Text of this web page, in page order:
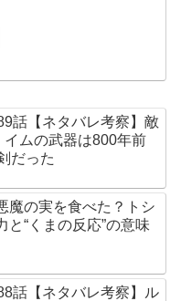
話【ネタバレ考察】敵
イムの武器は800年前
だった
魔の実を食べた？トシ
と“くまの反応”の意味
話【ネタバレ考察】ル